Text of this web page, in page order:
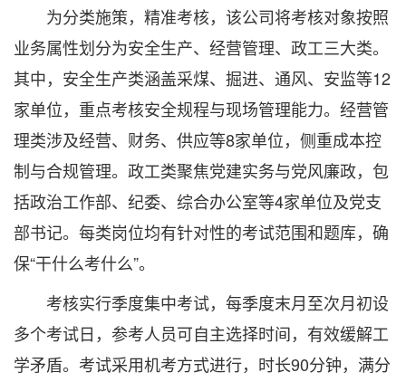
为分类施策，精准考核，该公司将考核对象按照
业务属性划分为安全生产、经营管理、政工三大类。
其中，安全生产类涵盖采煤、掘进、通风、安监等12
家单位，重点考核安全规程与现场管理能力。经营管
理类涉及经营、财务、供应等8家单位，侧重成本控
制与合规管理。政工类聚焦党建实务与党风廉政，包
括政治工作部、纪委、综合办公室等4家单位及党支
部书记。每类岗位均有针对性的考试范围和题库，确
保“干什么考什么”。
考核实行季度集中考试，每季度末月至次月初设
多个考试日，参考人员可自主选择时间，有效缓解工
学矛盾。考试采用机考方式进行，时长90分钟，满分